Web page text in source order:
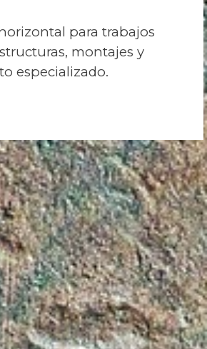
para trabajos
montajes y
especializado.